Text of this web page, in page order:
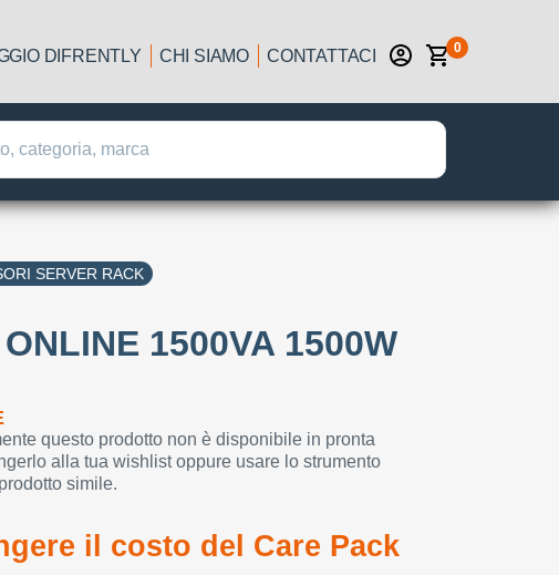
DIFRENTLY CHI SIAMO CONTATTACI 0
SERVER RACK
1500VA 1500W
questo prodotto non è disponibile in pronta
alla tua wishlist oppure usare lo strumento
simile.
il costo del Care Pack